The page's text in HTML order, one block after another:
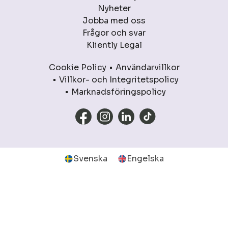
Nyheter
Jobba med oss
Frågor och svar
Kliently Legal
Cookie Policy
Användarvillkor
Villkor- och Integritetspolicy
Marknadsföringspolicy
Svenska Engelska